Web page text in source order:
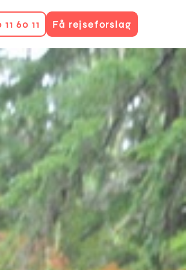
11 60 11 Få rejseforslag